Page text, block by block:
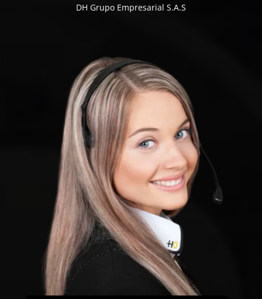
DH Grupo Empresarial S.A.S